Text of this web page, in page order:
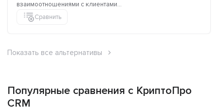
взаимоотношениями с клиентами...
Сравнить
Показать все альтернативы
Популярные сравнения с КриптоПро
CRM